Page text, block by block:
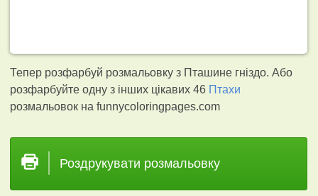
Тепер розфарбуй розмальовку з Пташине гніздо. Або
розфарбуйте одну з інших цікавих 46 Птахи
розмальовок на funnycoloringpages.com
Роздрукувати розмальовку